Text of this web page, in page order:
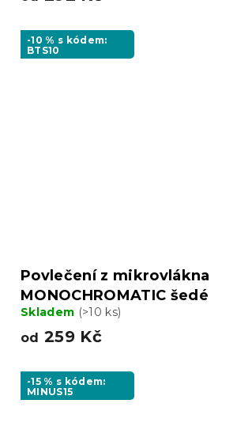
-10 % s kódem:
BTS10
Povlečení z mikrovlákna
MONOCHROMATIC šedé
Skladem (>10 ks)
od 259 Kč
-15 % s kódem:
MINUS15